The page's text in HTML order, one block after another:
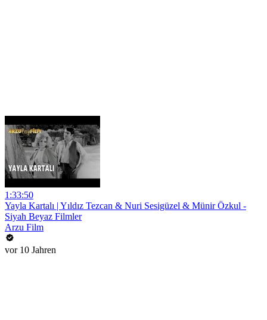
1:33:50
Yayla Kartalı | Yıldız Tezcan & Nuri Sesigüzel & Münir Özkul -
Siyah Beyaz Filmler
Arzu Film
vor 10 Jahren